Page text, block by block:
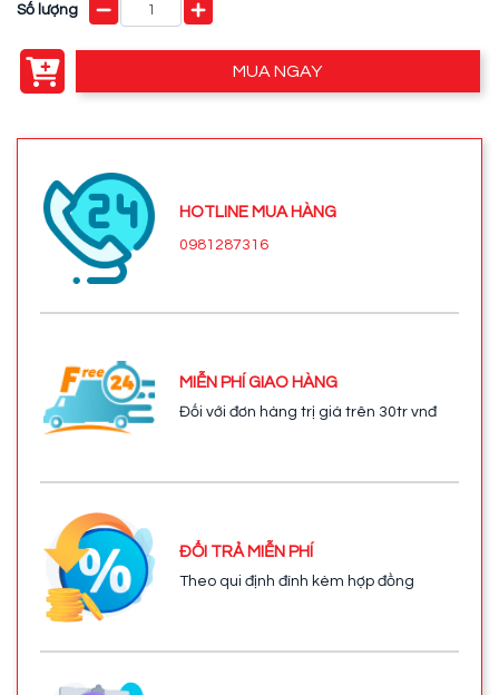
Số lượng
MUA NGAY
HOTLINE MUA HÀNG
0981287316
MIỄN PHÍ GIAO HÀNG
Đối với đơn hàng trị giá trên 30tr vnđ
ĐỔI TRẢ MIỄN PHÍ
Theo qui định đính kèm hợp đồng